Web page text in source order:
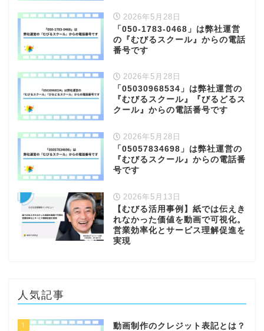
2026年5月28日
「050-1783-0468」は弊社運営
の『むびるスクール』からの電話
番号です
2026年5月28日
「05030968534」は弊社運営の
『むびるスクール』『びるどるス
クール』からの電話番号です
2026年5月28日
「05057834698」は弊社運営の
『むびるスクール』からの電話番
号です
2026年5月13日
【むびる活用事例】紙では伝えき
れなかった価値を動画で可視化。
営業効率化とサービス理解促進を
実現
人気記事
1
動画制作のクレジット表記とは？